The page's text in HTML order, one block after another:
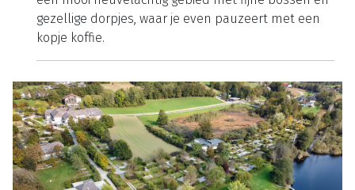
groene en heuvelachtige omgeving van Glamping
Village Terme Tuhelj liggen veel pittoreske dorpjes
en de hoofdstad Zagreb bevindt zich op ongeveer
haar indrukwekkende architectuur en straatkunst
en is dan ook echt een bezoekje waard. De Zagreb
Zoo is een aanrader voor gezinnen met kinderen.
Zoek je liever de rust op? Dan kan je ook gewoon
heerlijk fietsen en wandelen in de omgeving van de
camping. Verschillende paden brengen je langs